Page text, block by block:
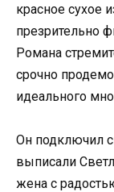
красное сухое
презрительно
Романа
срочно
идеального
Он подключил
выписали
жена с